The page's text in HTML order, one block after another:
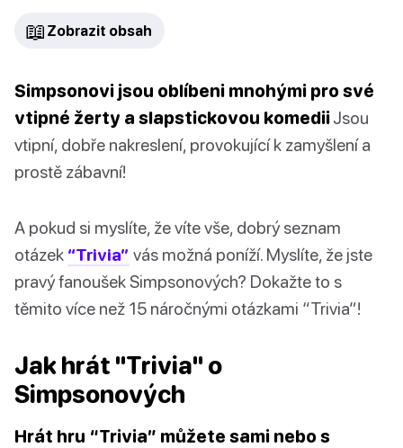
📖 Zobrazit obsah
Simpsonovi jsou oblíbeni mnohými pro své
vtipné žerty a slapstickovou komediiJsou
vtipní, dobře nakreslení, provokující k zamyšlení a
prostě zábavní!
A pokud si myslíte, že víte vše, dobrý seznam
otázek “Trivia” vás možná poníží. Myslíte, že jste
pravý fanoušek Simpsonových? Dokažte to s
těmito více než 15 náročnými otázkami “Trivia”!
Jak hrát "Trivia" o
Simpsonových
Hrát hru “Trivia” můžete sami nebo s